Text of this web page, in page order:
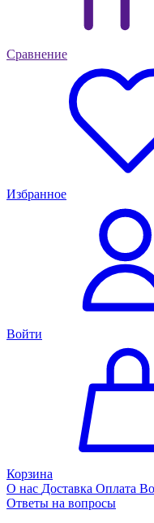
Сравнение
Избранное
Войти
Корзина
О нас Доставка Оплата
Ответы на вопросы